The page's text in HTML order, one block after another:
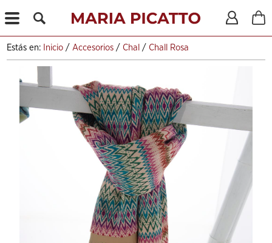
X
Estás en: Inicio /Accesorios/Chal /Chall Rosa